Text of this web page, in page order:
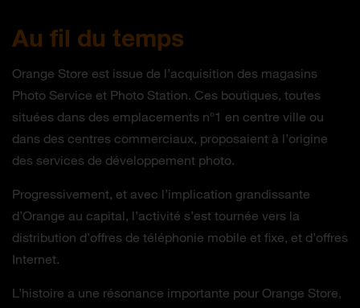
Au fil du temps
Orange Store est issue de l’acquisition des magasins
Photo Service et Photo Station. Ces boutiques, toutes
situées dans des emplacements n°1 en centre ville ou
dans des centres commerciaux, proposaient à l’origine
des services de développement photo.
Progressivement, et avec l’implication grandissante
d’Orange au capital, l’activité s’est tournée vers la
distribution d’offres de téléphonie mobile et fixe, et d’offres
Internet.
L’histoire a une résonance importante pour Orange Store,